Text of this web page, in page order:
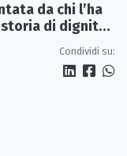
da chi l’ha
di dignità
Condividi su: